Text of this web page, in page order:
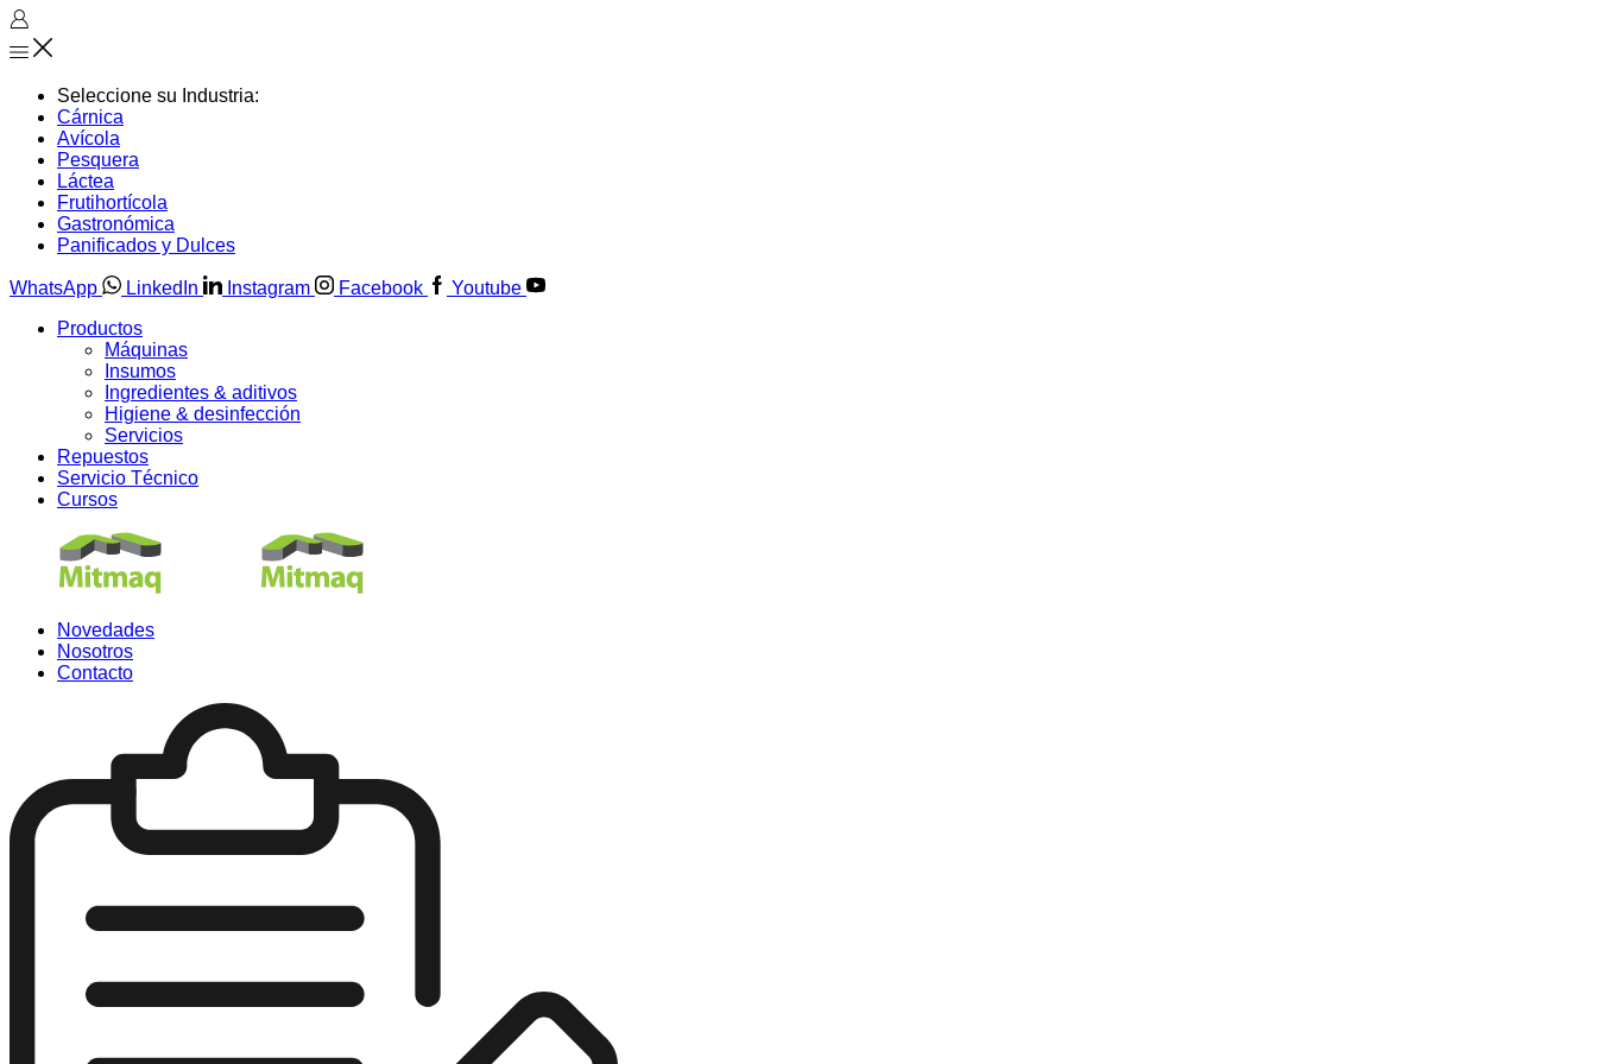
Seleccione su Industria:
Cárnica
Avícola
Pesquera
Láctea
Frutihortícola
Gastronómica
Panificados y Dulces
WhatsApp LinkedIn Instagram Facebook
Youtube
Productos
Máquinas
Insumos
Ingredientes & aditivos
Higiene & desinfección
Servicios
Repuestos
Servicio Técnico
Cursos
Novedades
Nosotros
Contacto